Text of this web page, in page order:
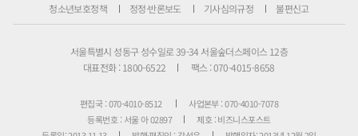
청소년보호정책 정정·반론보도 기사심의규정 불편신고
서울특별시 성동구 성수일로 39-34 서울숲더스페이스 12층
대표전화 : 1800-6522
팩스 : 070-4015-8658
편집국 : 070-4010-8512
사업본부 : 070-4010-7078
등록번호 : 서울 아 02897
제호 : 비즈니스포스트